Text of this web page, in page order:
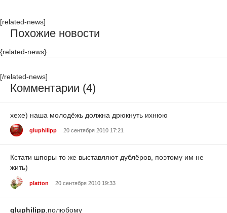
[related-news]
Похожие новости
{related-news}
[/related-news]
Комментарии (4)
хехе) наша молодёжь должна дрюкнуть ихнюю
gluphilipp 20 сентября 2010 17:21
Кстати шпоры то же выставляют дублёров, поэтому им не
жить)
platton 20 сентября 2010 19:33
gluphilipp,полюбому